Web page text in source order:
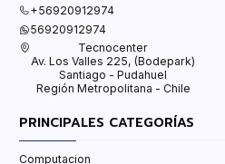
+56920912974
56920912974
Tecnocenter
Av. Los Valles 225, (Bodepark)
Santiago - Pudahuel
Región Metropolitana - Chile
PRINCIPALES CATEGORÍAS
Computacion